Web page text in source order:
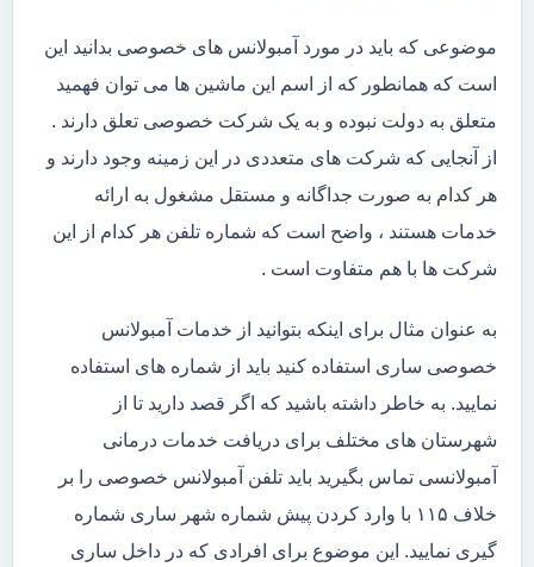
موضوعی که باید در مورد آمبولانس های خصوصی بدانید این
است که همانطور که از اسم این ماشین ها می توان فهمید
متعلق به دولت نبوده و به یک شرکت خصوصی تعلق دارند .
از آنجایی که شرکت های متعددی در این زمینه وجود دارند و
هر کدام به صورت جداگانه و مستقل مشغول به ارائه
خدمات هستند ، واضح است که شماره تلفن هر کدام از این
شرکت ها با هم متفاوت است .
به عنوان مثال برای اینکه بتوانید از خدمات آمبولانس
خصوصی ساری استفاده کنید باید از شماره های استفاده
نمایید. به خاطر داشته باشید که اگر قصد دارید تا از
شهرستان های مختلف برای دریافت خدمات درمانی
آمبولانسی تماس بگیرید باید تلفن آمبولانس خصوصی را بر
خلاف ۱۱۵ با وارد کردن پیش شماره شهر ساری شماره
گیری نمایید. این موضوع برای افرادی که در داخل ساری